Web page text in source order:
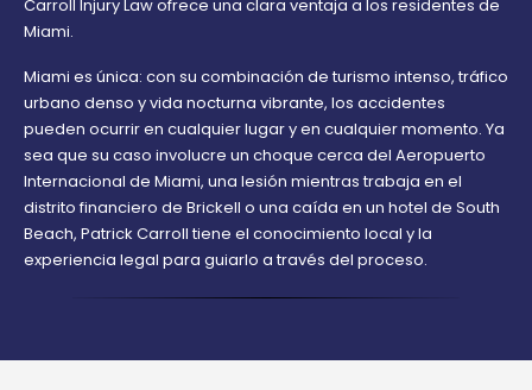
Carroll Injury Law ofrece una clara ventaja a los residentes de
Miami.
Miami es única: con su combinación de turismo intenso, tráfico
urbano denso y vida nocturna vibrante, los accidentes
pueden ocurrir en cualquier lugar y en cualquier momento. Ya
sea que su caso involucre un choque cerca del Aeropuerto
Internacional de Miami, una lesión mientras trabaja en el
distrito financiero de Brickell o una caída en un hotel de South
Beach, Patrick Carroll tiene el conocimiento local y la
experiencia legal para guiarlo a través del proceso.